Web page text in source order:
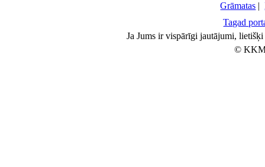
Grāmatas |
Tagad
Ja Jums ir vispārīgi jautājumi,
©